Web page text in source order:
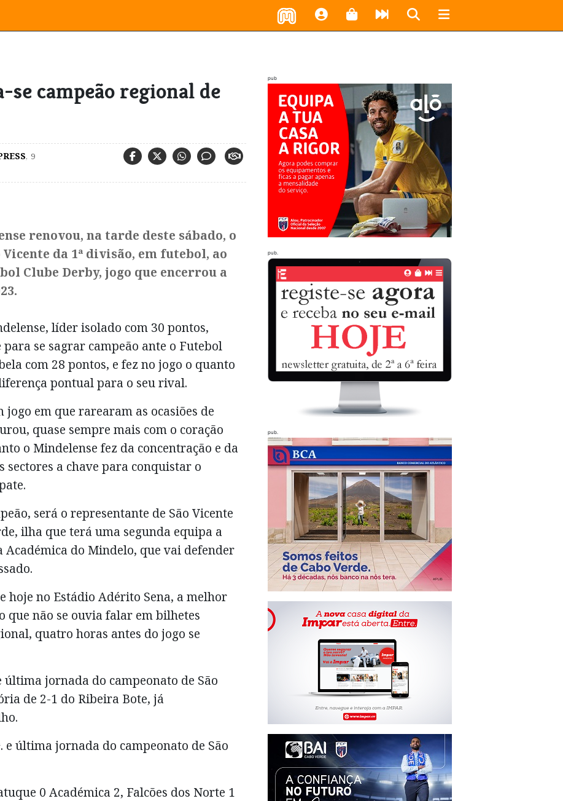
se campeão regional de
, 9
renovou, na tarde deste sábado, o
da 1ª divisão, em futebol, ao
Clube Derby, jogo que encerrou a
líder isolado com 30 pontos,
se sagrar campeão ante o Futebol
com 28 pontos, e fez no jogo o quanto
pontual para o seu rival.
em que rarearam as ocasiões de
quase sempre mais com o coração
o Mindelense fez da concentração e da
a chave para conquistar o
será o representante de São Vicente
ilha que terá uma segunda equipa a
do Mindelo, que vai defender
hoje no Estádio Adérito Sena, a melhor
que não se ouvia falar em bilhetes
quatro horas antes do jogo se
última jornada do campeonato de São
de 2-1 do Ribeira Bote, já
e última jornada do campeonato de São
0 Académica 2, Falcões dos Norte 1
pub
pub.
pub.